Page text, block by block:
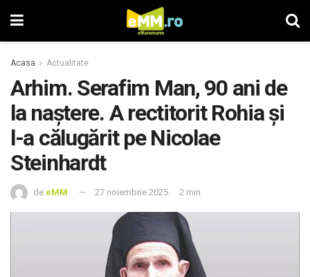
Acasa Actualitate
Arhim. Serafim Man, 90 ani de
la naștere. A rectitorit Rohia și
l-a călugărit pe Nicolae
Steinhardt
de eMM 27 noiembrie 2025 2 min